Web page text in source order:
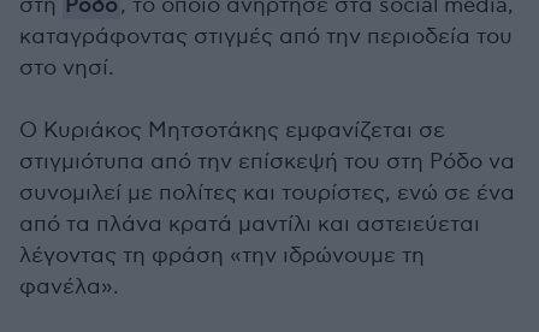
στη Ρόδο, το οποίο ανήρτησε στα social media,
καταγράφοντας στιγμές από την περιοδεία του
στο νησί.
Ο Κυριάκος Μητσοτάκης εμφανίζεται σε
στιγμιότυπα από την επίσκεψή του στη Ρόδο να
συνομιλεί με πολίτες και τουρίστες, ενώ σε ένα
από τα πλάνα κρατά μαντίλι και αστειεύεται
λέγοντας τη φράση «την ιδρώνουμε τη
φανέλα».